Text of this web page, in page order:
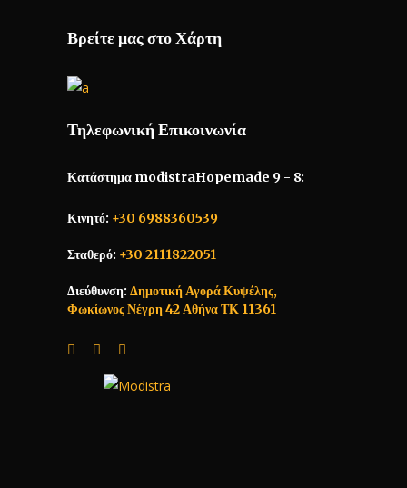
Βρείτε μας στο Χάρτη
Τηλεφωνική Επικοινωνία
Κατάστημα modistraHopemade 9 - 8:
Κινητό: +30 6988360539
Σταθερό: +30 2111822051
Διεύθυνση: Δημοτική Αγορά Κυψέλης,
Φωκίωνος Νέγρη 42 Αθήνα ΤΚ 11361